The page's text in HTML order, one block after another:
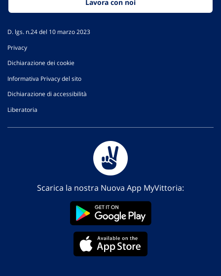
Lavora con noi
D. lgs. n.24 del 10 marzo 2023
Privacy
Dichiarazione dei cookie
Informativa Privacy del sito
Dichiarazione di accessibilità
Liberatoria
Scarica la nostra Nuova App MyVittoria: